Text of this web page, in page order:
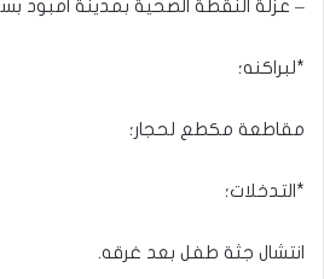
– عزلة النقطة الصحية بمدينة امبود
*لبراكنه؛
مقاطعة مكطع لحجار؛
*التدخلات؛
انتشال جثة طفل بعد غرقه.